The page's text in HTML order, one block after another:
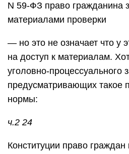
N 59-ФЗ право гражданина
материалами проверки
— но это не означает что у
на доступ к материалам.
уголовно-процессуального
предусматривающих такое
нормы:
ч.2 24
Конституции право